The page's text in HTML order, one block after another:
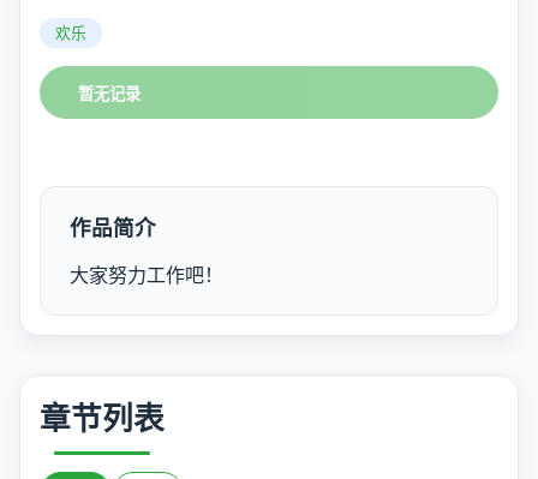
欢乐
暂无记录
作品简介
大家努力工作吧！
章节列表